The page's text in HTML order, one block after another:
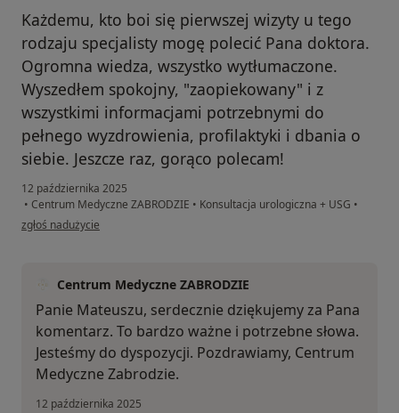
Każdemu, kto boi się pierwszej wizyty u tego
rodzaju specjalisty mogę polecić Pana doktora.
Ogromna wiedza, wszystko wytłumaczone.
Wyszedłem spokojny, "zaopiekowany" i z
wszystkimi informacjami potrzebnymi do
pełnego wyzdrowienia, profilaktyki i dbania o
siebie. Jeszcze raz, gorąco polecam!
12 października 2025
• Centrum Medyczne ZABRODZIE • Konsultacja urologiczna + USG •
w opinii użytkownika Mateusz
zgłoś nadużycie
Centrum Medyczne ZABRODZIE
Panie Mateuszu, serdecznie dziękujemy za Pana
komentarz. To bardzo ważne i potrzebne słowa.
Jesteśmy do dyspozycji. Pozdrawiamy, Centrum
Medyczne Zabrodzie.
12 października 2025